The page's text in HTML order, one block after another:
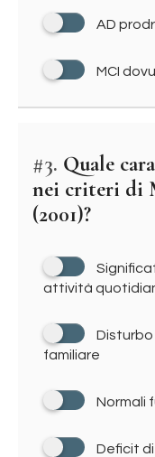
AD
MCI
#3. Quale
nei criteri di
(2001)?
attività
familiare
Normali
Deficit